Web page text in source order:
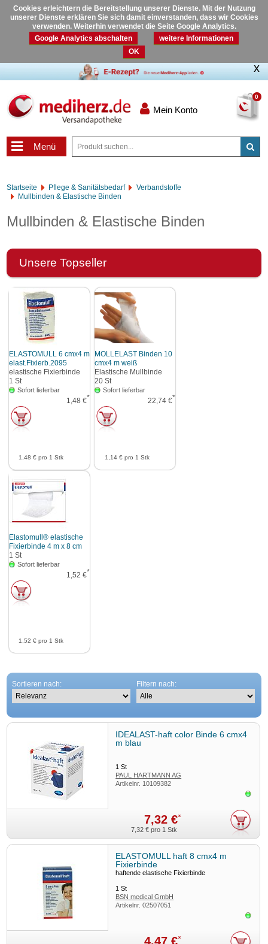
Cookies erleichtern die Bereitstellung unserer Dienste. Mit der Nutzung
unserer Dienste erklären Sie sich damit einverstanden, dass wir Cookies
verwenden. Weiterhin verwendet die Seite Google Analytics.
Google Analytics abschalten
weitere Informationen
OK
0
Mein Konto
Menü
Startseite Pflege & Sanitätsbedarf
Verbandstoffe
Mullbinden & Elastische Binden
Mullbinden & Elastische Binden
Unsere Topseller
ELASTOMULL 6 cmx4 m
elast.Fixierb.2095
elastische Fixierbinde
1St
Sofort lieferbar
1,48 €*
1,48 € pro 1 Stk
MOLLELAST Binden 10
cmx4 m weiß
Elastische Mullbinde
20St
Sofort lieferbar
22,74 €*
1,14 €pro 1 Stk
Elastomull® elastische
Fixierbinde 4 m x 8 cm
1St
Sofort lieferbar
1,52 €*
1,52 € pro 1 Stk
Sortieren nach: Filtern nach:
IDEALAST-haft color Binde 6 cmx4
m blau
1St
PAUL HARTMANN AG
Artikelnr. 10109382
7,32 €*
7,32 € pro 1 Stk
ELASTOMULL haft 8 cmx4 m
Fixierbinde
haftende elastische Fixierbinde
1St
BSN medical GmbH
Artikelnr.02507051
4,47 €*